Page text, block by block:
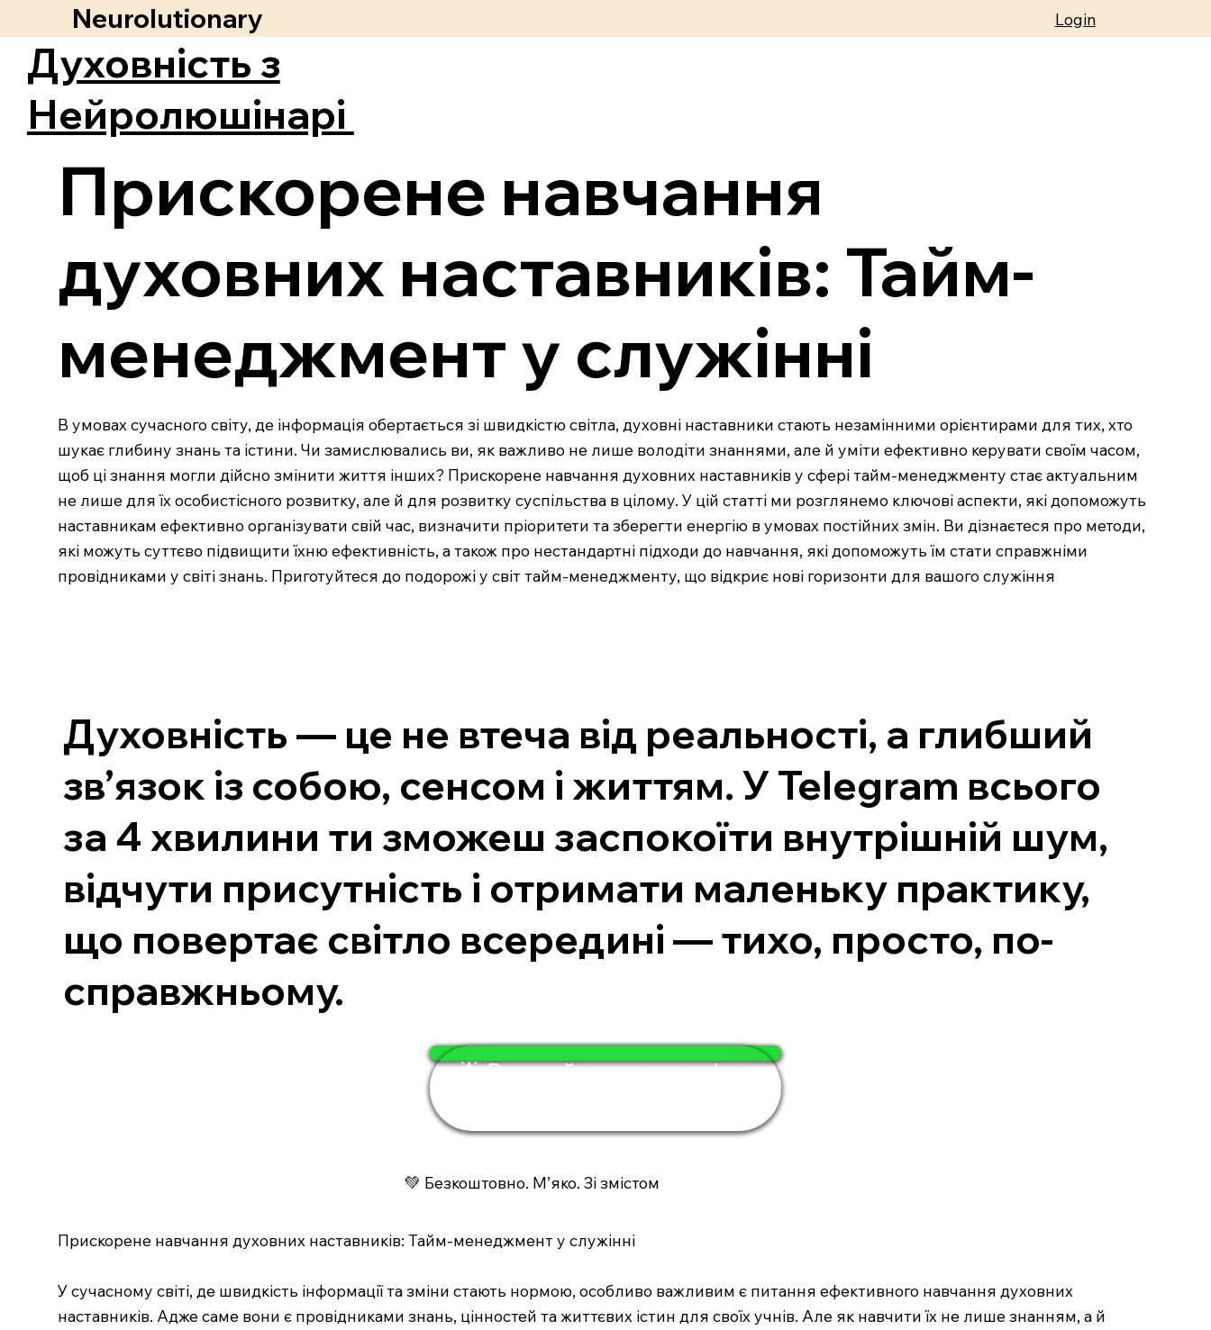
Neurolutionary Login
Духовність з
Нейролюшінарі
Прискорене навчання
духовних наставників: Тайм-
менеджмент у служінні
В умовах сучасного світу, де інформація обертається зі швидкістю світла, духовні наставники стають незамінними орієнтирами для тих, хто
шукає глибину знань та істини. Чи замислювались ви, як важливо не лише володіти знаннями, але й уміти ефективно керувати своїм часом,
щоб ці знання могли дійсно змінити життя інших? Прискорене навчання духовних наставників у сфері тайм-менеджменту стає актуальним
не лише для їх особистісного розвитку, але й для розвитку суспільства в цілому. У цій статті ми розглянемо ключові аспекти, які допоможуть
наставникам ефективно організувати свій час, визначити пріоритети та зберегти енергію в умовах постійних змін. Ви дізнаєтеся про методи,
які можуть суттєво підвищити їхню ефективність, а також про нестандартні підходи до навчання, які допоможуть їм стати справжніми
провідниками у світі знань. Приготуйтеся до подорожі у світ тайм-менеджменту, що відкриє нові горизонти для вашого служіння
Духовність — це не втеча від реальності, а глибший
зв’язок із собою, сенсом і життям. У Telegram всього
за 4 хвилини ти зможеш заспокоїти внутрішній шум,
відчути присутність і отримати маленьку практику,
що повертає світло всередині — тихо, просто, по-
справжньому.
🌟 Розкрий свою духовність
💚 Безкоштовно. М’яко. Зі змістом
Прискорене навчання духовних наставників: Тайм-менеджмент у служінні
У сучасному світі, де швидкість інформації та зміни стають нормою, особливо важливим є питання ефективного навчання духовних
наставників. Адже саме вони є провідниками знань, цінностей та життєвих істин для своїх учнів. Але як навчити їх не лише знанням, а й